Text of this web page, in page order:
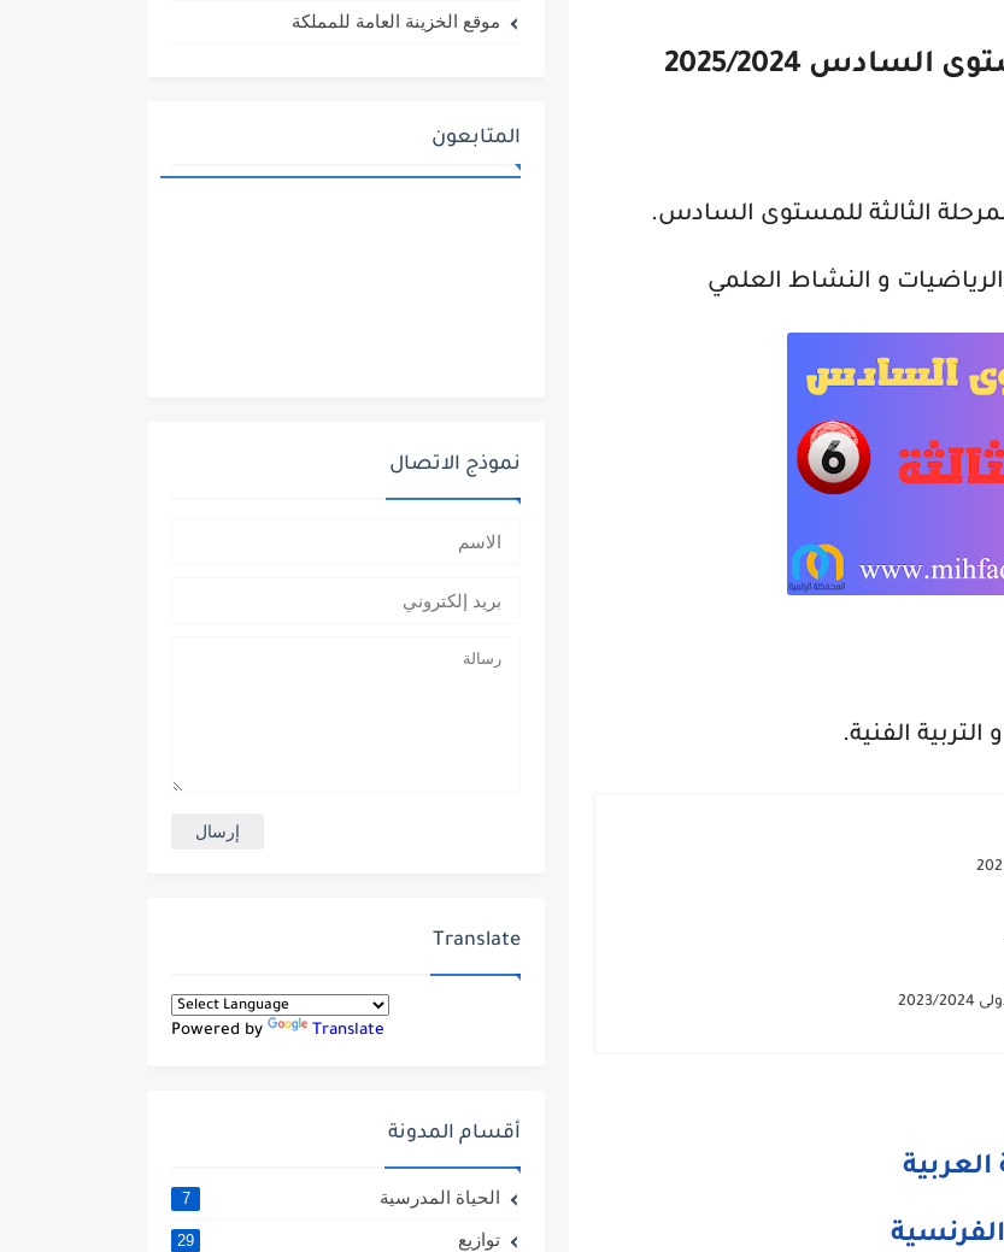
2025/2024
الثالثة للمستوى السادس.
و النشاط العلمي
التربية الفنية.
موقع الخزينة العامة للمملكة
المتابعون
نموذج الاتصال
Translate
Powered by Translate
أقسام المدونة
الحياة المدرسية 7
توازيع 29